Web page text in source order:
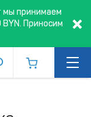
мы принимаем
Приносим